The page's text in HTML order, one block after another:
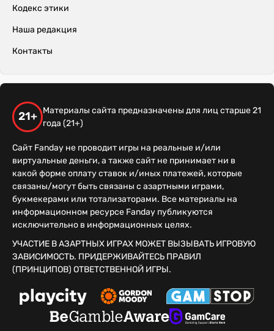
Кодекс этики
Наша редакция
Контакты
21+
Материалы сайта предназначены для лиц старше 21
года (21+)
Сайт Fanday не проводит игры на реальные и/или
виртуальные деньги, а также сайт не принимает ни в
какой форме оплату ставок и/иных платежей, которые
связаны/могут быть связаны с азартными играми,
букмекерами или тотализаторами. Все материалы на
информационном ресурсе Fanday публикуются
исключительно в информационных целях.
УЧАСТИЕ В АЗАРТНЫХ ИГРАХ МОЖЕТ ВЫЗЫВАТЬ ИГРОВУЮ
ЗАВИСИМОСТЬ. ПРИДЕРЖИВАЙТЕСЬ ПРАВИЛ
(ПРИНЦИПОВ) ОТВЕТСТВЕННОЙ ИГРЫ.